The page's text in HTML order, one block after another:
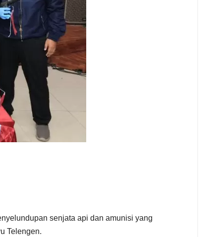
senjata api dan amunisi yang
Telengen.